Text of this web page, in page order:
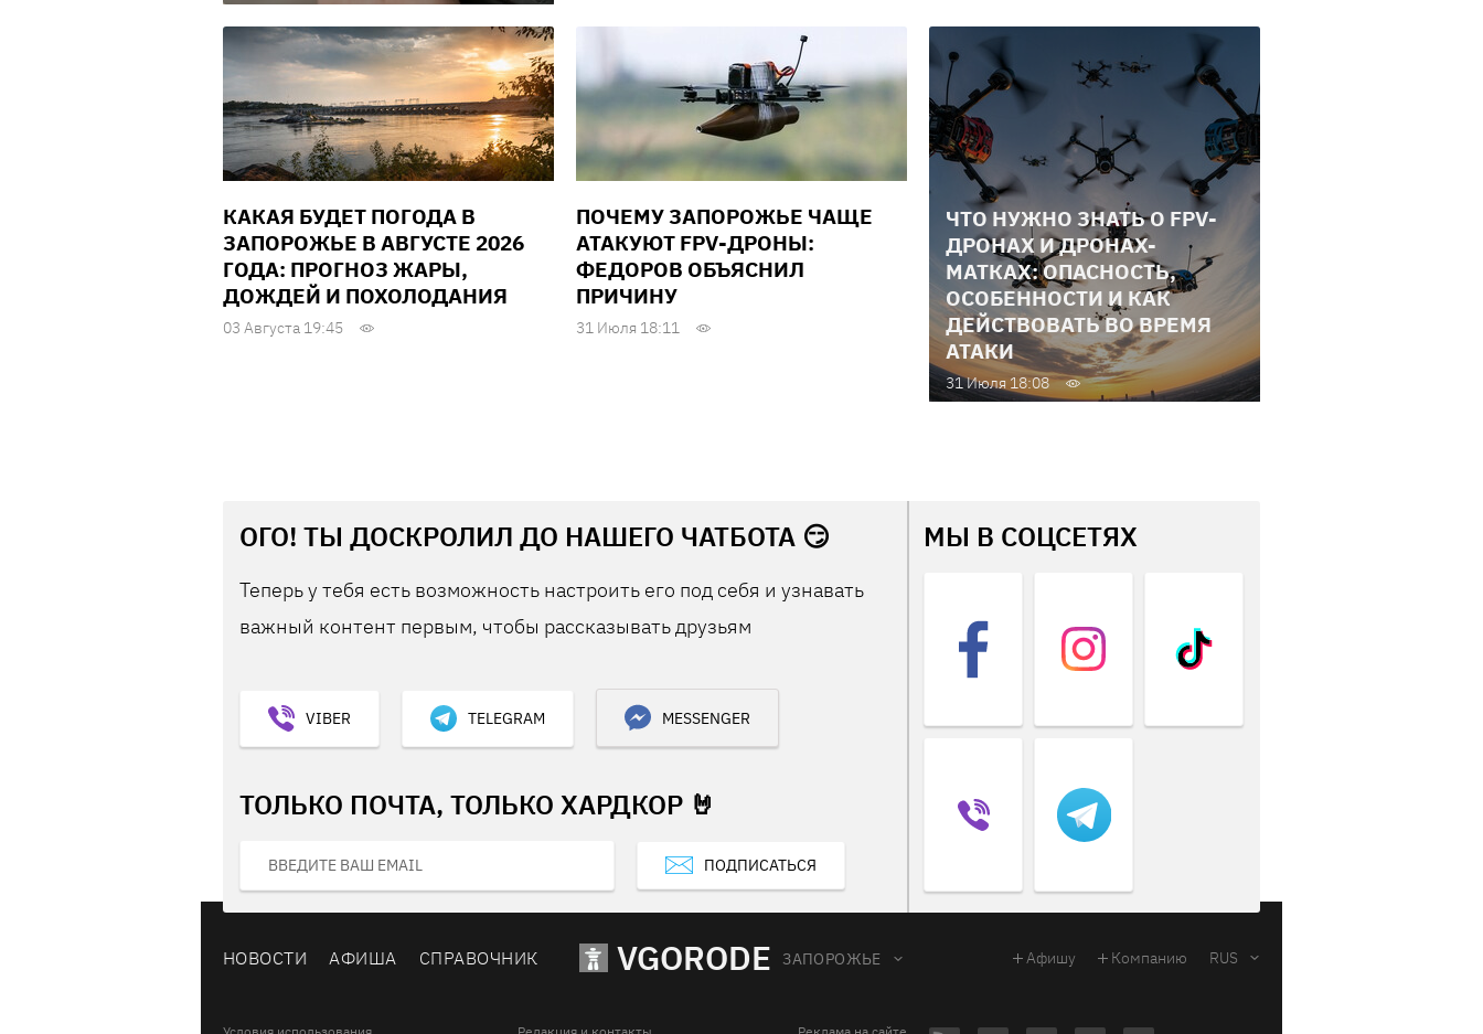
КАКАЯ БУДЕТ ПОГОДА В
ЗАПОРОЖЬЕ В АВГУСТЕ 2026
ГОДА: ПРОГНОЗ ЖАРЫ,
ДОЖДЕЙ И ПОХОЛОДАНИЯ
03 Августа 19:45
ПОЧЕМУ ЗАПОРОЖЬЕ ЧАЩЕ
АТАКУЮТ FPV-ДРОНЫ:
ФЕДОРОВ ОБЪЯСНИЛ
ПРИЧИНУ
31 Июля 18:11
ЧТО НУЖНО ЗНАТЬ О FPV-
ДРОНАХ И ДРОНАХ-
МАТКАХ: ОПАСНОСТЬ,
ОСОБЕННОСТИ И КАК
ДЕЙСТВОВАТЬ ВО ВРЕМЯ
АТАКИ
31 Июля 18:08
ОГО! ТЫ ДОСКРОЛИЛ ДО НАШЕГО ЧАТБОТА 😏
Теперь у тебя есть возможность настроить его под себя и узнавать
важный контент первым, чтобы рассказывать друзьям
VIBER TELEGRAM MESSENGER
ТОЛЬКО ПОЧТА, ТОЛЬКО ХАРДКОР 🤘
ПОДПИСАТЬСЯ
МЫ В СОЦСЕТЯХ
НОВОСТИ АФИША СПРАВОЧНИК VGORODE ЗАПОРОЖЬЕ Афишу Компанию RUS